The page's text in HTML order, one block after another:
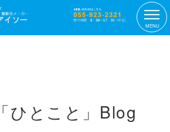
MENU
ひとこと」Blog